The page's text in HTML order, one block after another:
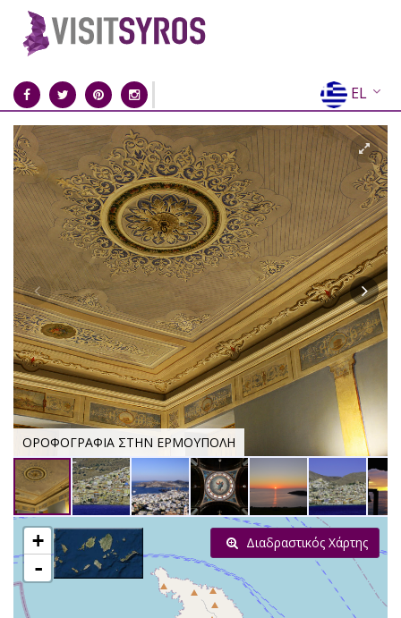
EL
EN
FR
DE
IT
ES
RU
CN
ΟΡΟΦΟΓΡΑΦΙΑ ΣΤΗΝ ΕΡΜΟΥΠΟΛΗ
+
-
Διαδραστικός Χάρτης